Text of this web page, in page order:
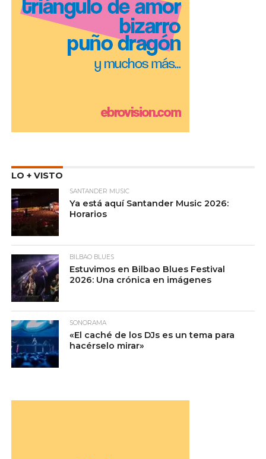
LO + VISTO
SANTANDER MUSIC
Ya está aquí Santander Music 2026:
Horarios
BILBAO BLUES
Estuvimos en Bilbao Blues Festival
2026: Una crónica en imágenes
SONORAMA
«El caché de los DJs es un tema para
hacérselo mirar»